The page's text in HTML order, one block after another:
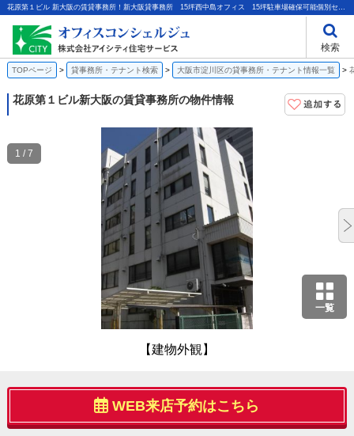
検索
花原第１ビル 新大阪の賃貸事務所！新大阪貸事務所 15坪西中島オフィス 15坪駐車場確保可能個別セキュリティ光ファイバー｜株式会社アイシティ住宅サービス
TOPページ 貸事務所・テナント検索 大阪市淀川区の貸事務所・テナント情報一覧
花原第１ビル新大阪の賃貸事務所の物件情報
一覧
【建物外観】
1 / 7
WEB来店予約はこちら